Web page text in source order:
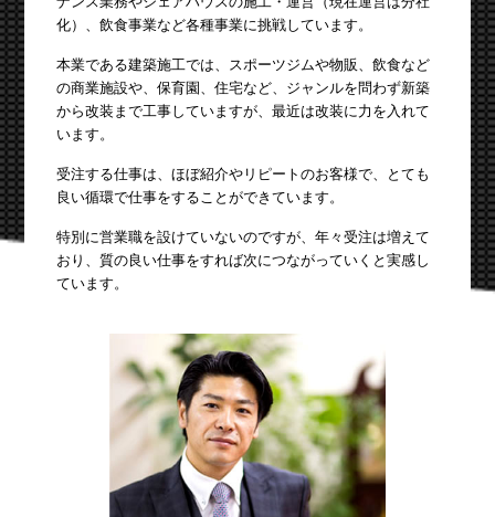
化）、飲食事業など各種事業に挑戦しています。
本業である建築施工では、スポーツジムや物販、飲食など
の商業施設や、保育園、住宅など、ジャンルを問わず新築
から改装まで工事していますが、最近は改装に力を入れて
います。
受注する仕事は、ほぼ紹介やリピートのお客様で、とても
良い循環で仕事をすることができています。
特別に営業職を設けていないのですが、年々受注は増えて
おり、質の良い仕事をすれば次につながっていくと実感し
ています。